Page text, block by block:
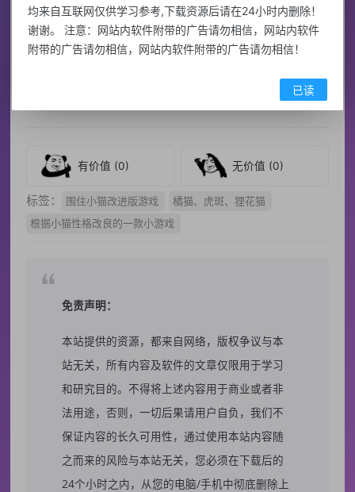
走两
步，
心眼
有价值 (0) 无价值 (0)
标签： 围住小猫改进版游戏
橘猫、虎斑、狸花猫
根据小猫性格改良的一款小游戏
免责声明：
本站提供的资源，都来自网络，版权争议与本
站无关，所有内容及软件的文章仅限用于学习
和研究目的。不得将上述内容用于商业或者非
法用途，否则，一切后果请用户自负，我们不
保证内容的长久可用性，通过使用本站内容随
之而来的风险与本站无关，您必须在下载后的
24个小时之内，从您的电脑/手机中彻底删除上
均来自互联网仅供学习参考,下载资源后请在24小时内删除！
谢谢。 注意：网站内软件附带的广告请勿相信，网站内软件
附带的广告请勿相信，网站内软件附带的广告请勿相信！
已读